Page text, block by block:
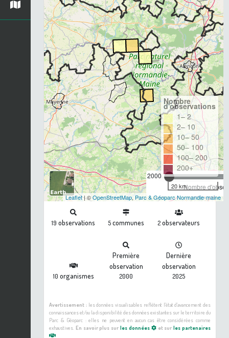
2000
Nombre
Nombre
d'observations
1– 2
2– 10
10– 50
50– 100
100– 200
200+
20 km
Leaflet| ©OpenStreetMap, Parc & Géoparc Normandie-maine
19 observations 5communes 2observateurs
10 organismes
Première
observation
2000
Dernière
observation
2025
Avertissement :les données visualisables reflètent l'état d'avancement des
connaissances et/ou la disponibilité des données existantes sur le territoire du
Parc & Géoparc : elles ne peuvent en aucun cas être considérées comme
exhaustives. En savoir plus sur les données et surles partenaires